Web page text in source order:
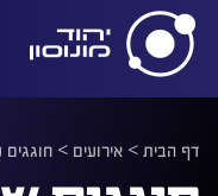
דף הבית> אירועים >